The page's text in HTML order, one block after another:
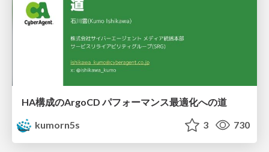
HA構成のArgoCD パフォーマンス最適化への道
kumorn5s
3 730